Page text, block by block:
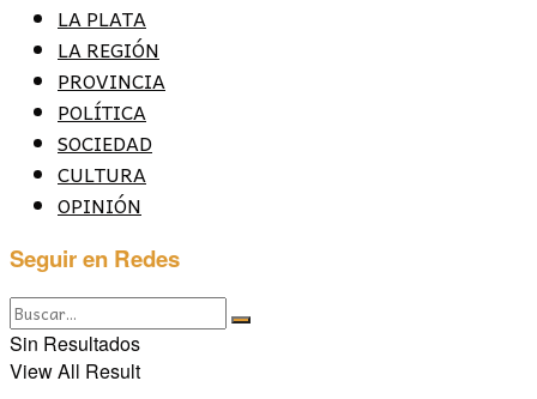
LA PLATA
LA REGIÓN
PROVINCIA
POLÍTICA
SOCIEDAD
CULTURA
OPINIÓN
Seguir en Redes
Sin Resultados
View All Result